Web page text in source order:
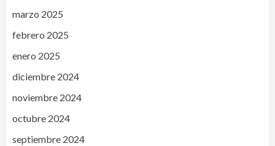
marzo 2025
febrero 2025
enero 2025
diciembre 2024
noviembre 2024
octubre 2024
septiembre 2024